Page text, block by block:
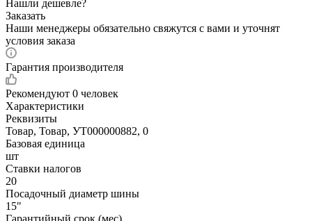
Нашли дешевле?
Заказать
Наши менеджеры обязательно свяжутся с вами и уточнят
условия заказа
Гарантия производителя
Рекомендуют 0 человек
Характеристики
Реквизиты
Товар, Товар, УТ000000882, 0
Базовая единица
шт
Ставки налогов
20
Посадочный диаметр шины
15"
Гарантийный срок (мес)